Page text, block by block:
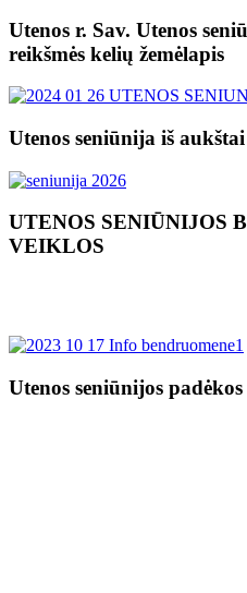
Utenos r. Sav. Utenos
reikšmės kelių žemėlapis
Utenos seniūnija iš
UTENOS SENIŪNIJOS
VEIKLOS
Utenos seniūnijos